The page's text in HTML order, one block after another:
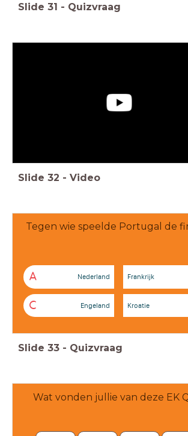
Slide 31 - Quizvraag
Slide 32 - Video
Tegen wie speelde Portugal de
A Nederland Frankrijk
C Engeland Kroatie
Slide 33 - Quizvraag
Wat vonden jullie van deze EK